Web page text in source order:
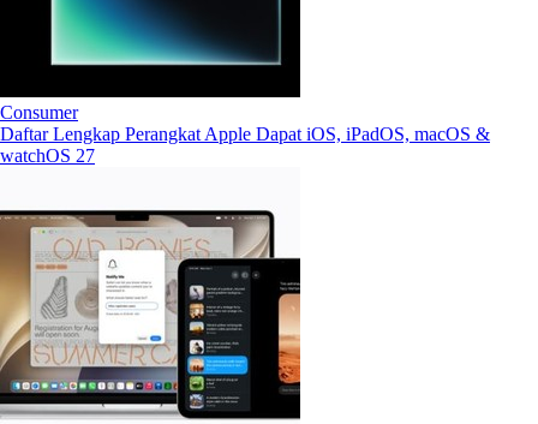
Consumer
Daftar Lengkap Perangkat Apple Dapat iOS, iPadOS, macOS &
watchOS 27